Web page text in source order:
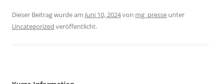
Dieser Beitrag wurde am Juni 10, 2024von mg_presse unter
Uncategorized veröffentlicht.